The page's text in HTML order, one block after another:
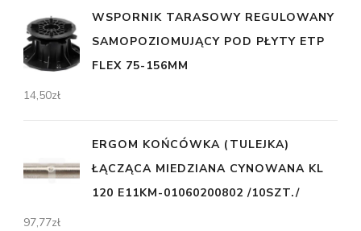
WSPORNIK TARASOWY REGULOWANY
SAMOPOZIOMUJĄCY POD PŁYTY ETP
FLEX 75-156MM
14,50zł
ERGOM KOŃCÓWKA (TULEJKA)
ŁĄCZĄCA MIEDZIANA CYNOWANA KL
120 E11KM-01060200802 /10SZT./
97,77zł